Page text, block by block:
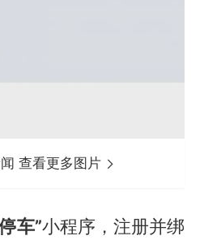
查看更多图片
车”小程序，注册并绑